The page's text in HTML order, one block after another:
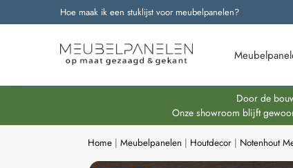
Hoe maak ik een stuklijst voor meubelpanelen?
Onze nieuwste producten
Door de
Onze showroom blijft
Home |Meubelpanelen | Houtdecor | Notenhout